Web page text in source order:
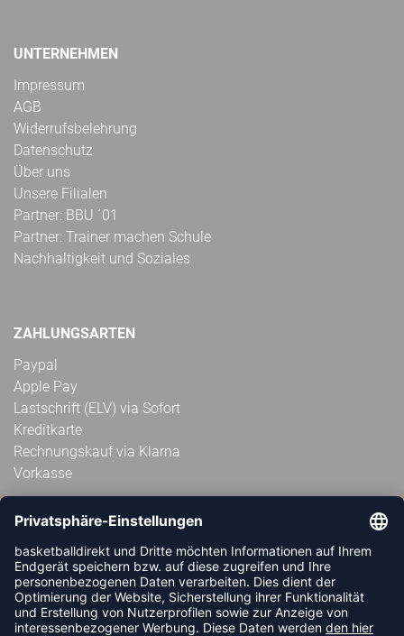
UNTERNEHMEN
Impressum
AGB
Widerrufsbelehrung
Datenschutz
Über uns
Unsere Filialen
Partner: BBU ´01
Partner: Trainer machen Schule
Nachhaltigkeit und Soziales
ZAHLUNGSARTEN
Paypal
Apple Pay
Lastschrift (ELV) via Sofort
Kreditkarte
Rechnungskauf via Klarna
Vorkasse
ABONNIERE JETZT DEN KOSTENLOSEN
HANDBALLDIREKT-NEWSLETTER UND VERPASSE KEINE
NEUIGKEIT ODER AKTION MEHR.
JETZT ANMELDEN